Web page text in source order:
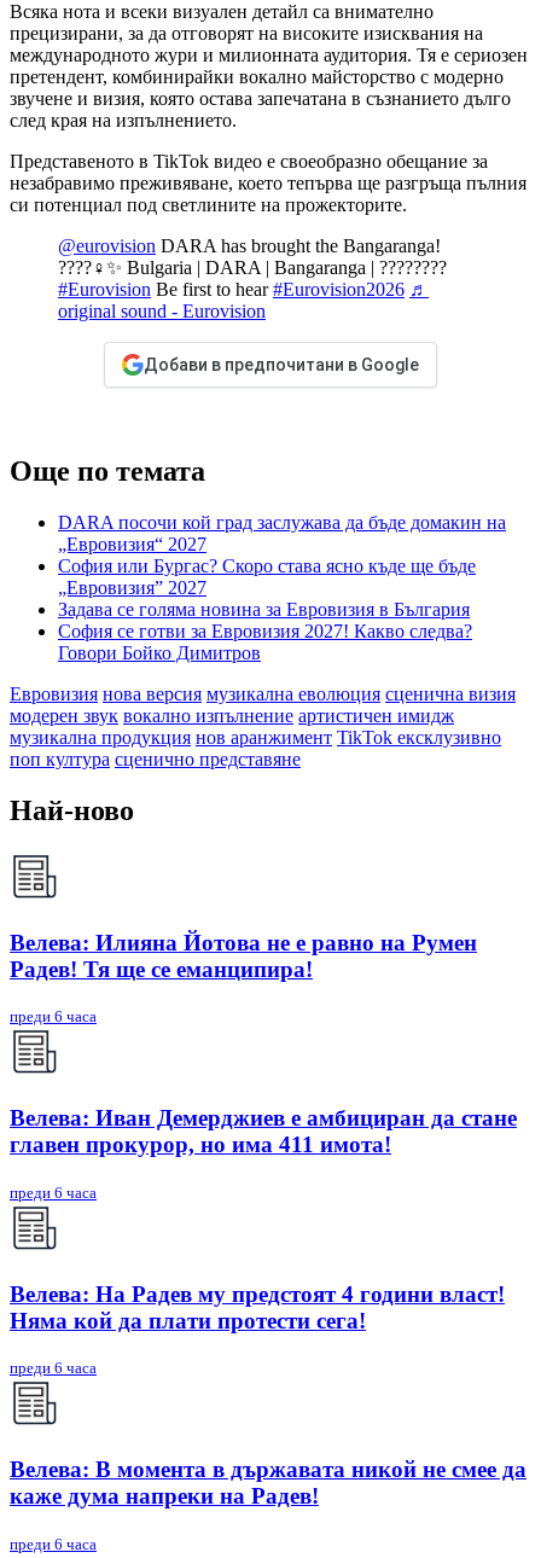
Всяка нота и всеки визуален детайл са внимателно
прецизирани, за да отговорят на високите изисквания на
международното жури и милионната аудитория. Тя е сериозен
претендент, комбинирайки вокално майсторство с модерно
звучене и визия, която остава запечатана в съзнанието дълго
след края на изпълнението.
Представеното в TikTok видео е своеобразно обещание за
незабравимо преживяване, което тепърва ще разгръща пълния
си потенциал под светлините на прожекторите.
@eurovision DARA has brought the Bangaranga!
????‍♀️✨ Bulgaria | DARA | Bangaranga | ????????
#Eurovision Be first to hear#Eurovision2026 ♬
original sound - Eurovision
Добави в предпочитани в Google
Още по темата
DARA посочи кой град заслужава да бъде домакин на
„Евровизия“ 2027
София или Бургас? Скоро става ясно къде ще бъде
„Евровизия” 2027
Задава се голяма новина за Евровизия в България
София се готви за Евровизия 2027! Какво следва?
Говори Бойко Димитров
Евровизия нова версия музикална еволюция сценична визия
модерен звук вокално изпълнение артистичен имидж
музикална продукция нов аранжимент TikTok ексклузивно
поп култура сценично представяне
Най-ново
Велева: Илияна Йотова не е равно на Румен
Радев! Тя ще се еманципира!
преди 6 часа
Велева: Иван Демерджиев е амбициран да стане
главен прокурор, но има 411 имота!
преди 6 часа
Велева: На Радев му предстоят 4 години власт!
Няма кой да плати протести сега!
преди 6 часа
Велева: В момента в държавата никой не смее да
каже дума напреки на Радев!
преди 6 часа